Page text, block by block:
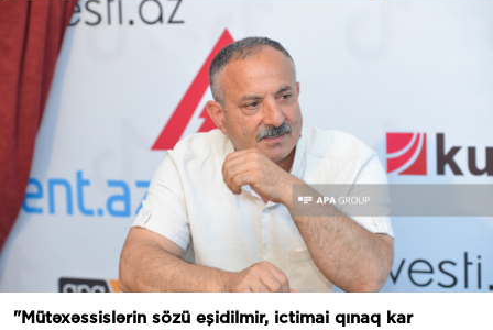
"Mütəxəssislərin sözü eşidilmir, ictimai qınaq kar